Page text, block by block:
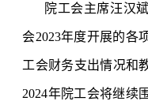
院工会主席汪汉
会2023年度开展的各
工会财务支出情况和
2024年院工会将继续